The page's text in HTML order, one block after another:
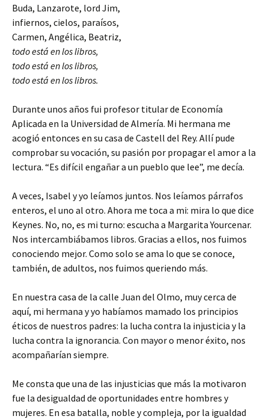
Buda, Lanzarote, lord Jim,
infiernos, cielos, paraísos,
Carmen, Angélica, Beatriz,
todo está en los libros,
todo está en los libros,
todo está en los libros.
Durante unos años fui profesor titular de Economía
Aplicada en la Universidad de Almería. Mi hermana me
acogió entonces en su casa de Castell del Rey. Allí pude
comprobar su vocación, su pasión por propagar el amor a la
lectura. “Es difícil engañar a un pueblo que lee”, me decía.
A veces, Isabel y yo leíamos juntos. Nos leíamos párrafos
enteros, el uno al otro. Ahora me toca a mi: mira lo que dice
Keynes. No, no, es mi turno: escucha a Margarita Yourcenar.
Nos intercambiábamos libros. Gracias a ellos, nos fuimos
conociendo mejor. Como solo se ama lo que se conoce,
también, de adultos, nos fuimos queriendo más.
En nuestra casa de la calle Juan del Olmo, muy cerca de
aquí, mi hermana y yo habíamos mamado los principios
éticos de nuestros padres: la lucha contra la injusticia y la
lucha contra la ignorancia. Con mayor o menor éxito, nos
acompañarían siempre.
Me consta que una de las injusticias que más la motivaron
fue la desigualdad de oportunidades entre hombres y
mujeres. En esa batalla, noble y compleja, por la igualdad